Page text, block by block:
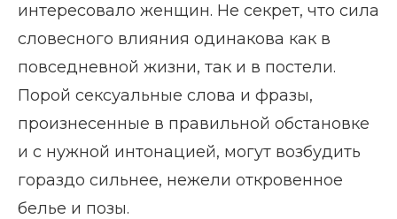
интересовало женщин. Не секрет, что сила
словесного влияния одинакова как в
повседневной жизни, так и в постели.
Порой сексуальные слова и фразы,
произнесенные в правильной обстановке
и с нужной интонацией, могут возбудить
гораздо сильнее, нежели откровенное
белье и позы.